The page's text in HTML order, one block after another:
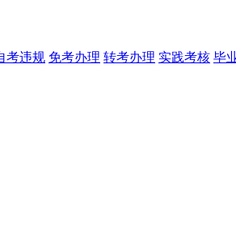
考违规 免考办理 转考办理 实践考核 毕